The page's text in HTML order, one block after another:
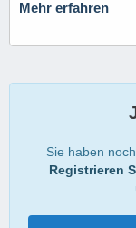
Mehr erfahren
Sie haben
Registrieren